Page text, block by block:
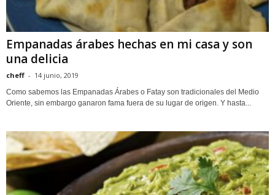
Empanadas árabes hechas en mi casa y son
una delicia
cheff - 14 junio, 2019
Como sabemos las Empanadas Árabes o Fatay son tradicionales del Medio
Oriente, sin embargo ganaron fama fuera de su lugar de origen. Y hasta...